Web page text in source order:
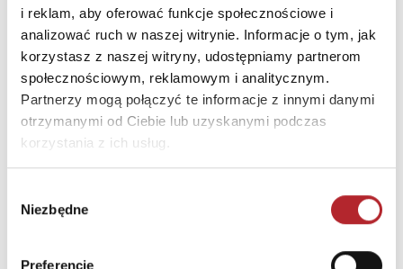
i reklam, aby oferować funkcje społecznościowe i
analizować ruch w naszej witrynie. Informacje o tym, jak
korzystasz z naszej witryny, udostępniamy partnerom
społecznościowym, reklamowym i analitycznym.
Partnerzy mogą połączyć te informacje z innymi danymi
otrzymanymi od Ciebie lub uzyskanymi podczas
korzystania z ich usług.
zgody
Niezbędne
Preferencje
Puzzle 24 Moto Traktor CzuCzu
Bright Junior Media
Sug. cena det. 69,90zł(brutto)
Zaloguj się, aby kupić
NAJCZĘŚCIEJ KUPOWANE zobacz więcej
TOP 100